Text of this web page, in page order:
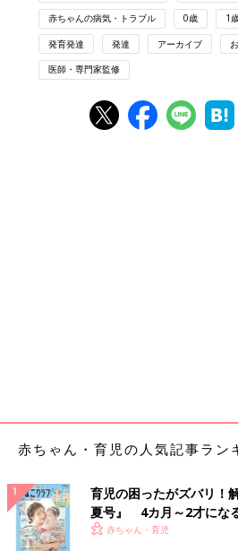
ケガをしたときは傷口を清潔に
す
切り傷・擦り傷の事故で119番
NG！切った・刺さったときに
包丁やはさみ、カッターなどでいたず
もあります。
かない場所に保管しておきましょう。
「赤ちゃんのヒヤ
赤ちゃんの病気・トラブル 0歳 1
発育発達 発達 アーカイブ
医師・専門家監修
赤ちゃん・育児の人気記事ラン
育児の困ったがズバリ！
夏号』 4カ月～2才にな
いっぱい！
赤ちゃん・育児